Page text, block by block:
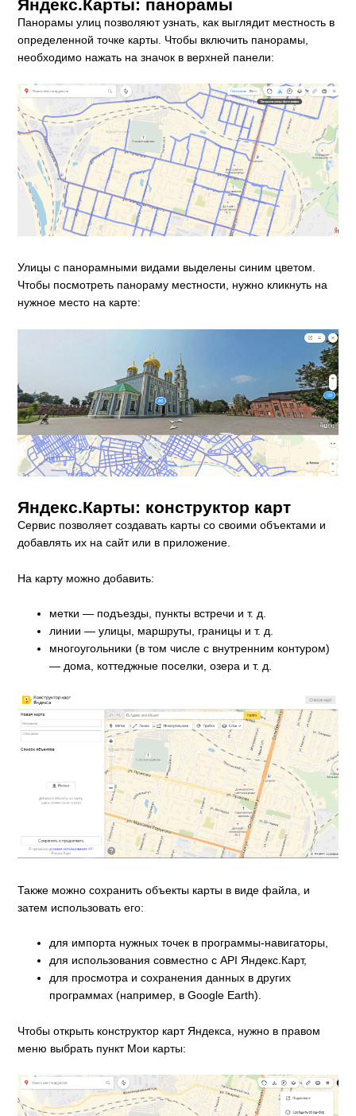
Яндекс.Карты: панорамы
Панорамы улиц позволяют узнать, как выглядит местность в
определенной точке карты. Чтобы включить панорамы,
необходимо нажать на значок в верхней панели:
Улицы с панорамными видами выделены синим цветом.
Чтобы посмотреть панораму местности, нужно кликнуть на
нужное место на карте:
Яндекс.Карты: конструктор карт
Сервис позволяет создавать карты со своими объектами и
добавлять их на сайт или в приложение.
На карту можно добавить:
метки — подъезды, пункты встречи и т. д.
линии — улицы, маршруты, границы и т. д.
многоугольники (в том числе с внутренним контуром)
— дома, коттеджные поселки, озера и т. д.
Также можно сохранить объекты карты в виде файла, и
затем использовать его:
для импорта нужных точек в программы-навигаторы,
для использования совместно с API Яндекс.Карт,
для просмотра и сохранения данных в других
программах (например, в Google Earth).
Чтобы открыть конструктор карт Яндекса, нужно в правом
меню выбрать пункт Мои карты: